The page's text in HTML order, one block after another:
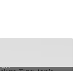
Gratiskan